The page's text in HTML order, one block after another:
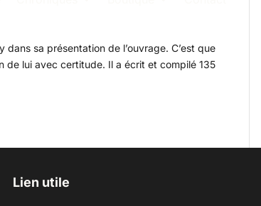
sa présentation de l’ouvrage. C’est que
de lui avec certitude. Il a écrit et compilé 135
Lien utile